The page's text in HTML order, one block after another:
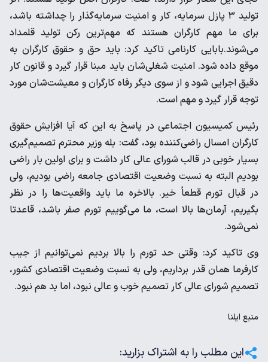
تولید ۳ پازل سرمایه، کار و امنیت سرمایه‌گذار را چداشته باشد،
برای ما مهم کارگران هستند که مهم‌ترین رکن تولید قلمداد
می‌شوند.بابایی کارنامی تاکید کرد: باید حق و حقوق کارگران به
موقع داده شود. امنیت شغلی‌شان باید مبنا قرار گیرد و قانون کار
دقیق اجرایی شود و از سوی دیگر رفاه کارگران و معیشت‌شان مورد
توجه قرار گیرد و مهم است.
رئیس کمیسیون اجتماعی در پاسخ به این که آیا افزایش حقوق
کارگران امسال راضی‌کننده بود، گفت: بله وزیر محترم تصمیم‌گیری
بسیار خوبی در قالب شورای عالی کار داشت و برای اولین بار راضی
بودیم البته به نسبت وضعیت اقتصادی جامعه راضی بودیم، ولی
در قبال تورم قطعاً خیر. بالاخره ما باید واقعیت‌ها را در نظر
بگیریم، آرمان‌ها بالا است، ما می‌گوییم تورم صفر باشد، قاعدتا
نمی‌شود.
وی تاکید کرد: وقتی حد تورم را بالا بردیم نمی‌توانیم از جیب
کارفرما همان قدر برداریم، ولی به نسبت وضعیت اقتصادی کشور،
تصمیم شورای عالی کار تصمیم خوب و عالی نبود، اما بد هم نبود.
منبع ایلنا
این مطلب را به اشتراک بزارید: